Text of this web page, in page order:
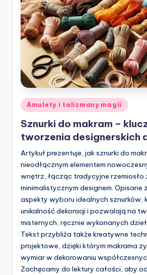
Posted
in
Amulety i talizmany magii
Sznurki do makram –
tworzenia designerskich
Artykuł prezentuje, jak sznurki do
nieodłącznym elementem
wnętrz, łącząc tradycyjne rzemiosło
minimalistycznym designem. Opisane
aspekty wyboru idealnych sznurków,
unikalność dekoracji i pozwalają na
misternych, ręcznie wykonanych
Tekst przybliża także kreatywne
projektowe, dzięki którym makrama
wymiar w dekorowaniu
Zachęcamy do lektury całości, aby